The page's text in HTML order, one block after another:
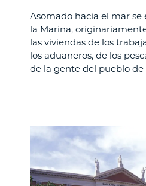
Asomado hacia el mar
la Marina,
las viviendas de los
los aduaneros, de los
de la gente del pueblo de